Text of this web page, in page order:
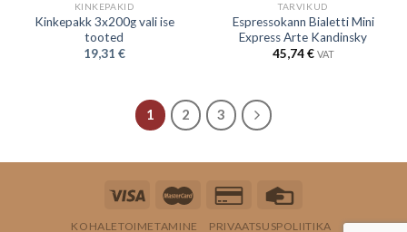
KINKEPAKID
Kinkepakk 3x200g vali ise
tooted
19,31 €
TARVIKUD
Espressokann Bialetti Mini
Express Arte Kandinsky
45,74€ VAT
1 2 3
KOHALETOIMETAMINE PRIVAATSUSPOLIITIKA